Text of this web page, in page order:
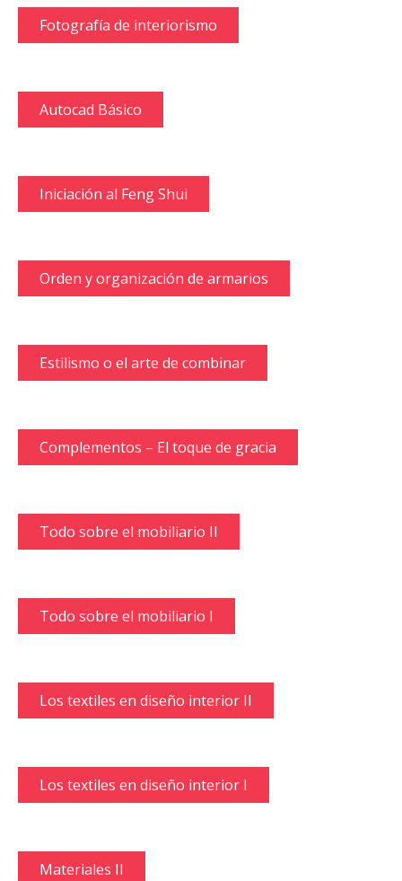
Fotografía de interiorismo
Autocad Básico
Iniciación al Feng Shui
Orden y organización de armarios
Estilismo o el arte de combinar
Complementos – El toque de gracia
Todo sobre el mobiliario II
Todo sobre el mobiliario I
Los textiles en diseño interior II
Los textiles en diseño interior I
Materiales II